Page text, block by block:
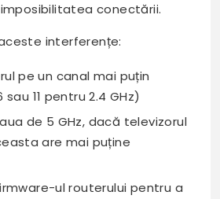
conectării.
interferențe:
pe un canal mai puțin
11 pentru 2.4 GHz)
de 5 GHz, dacă televizorul
are mai puține
ul routerului pentru a